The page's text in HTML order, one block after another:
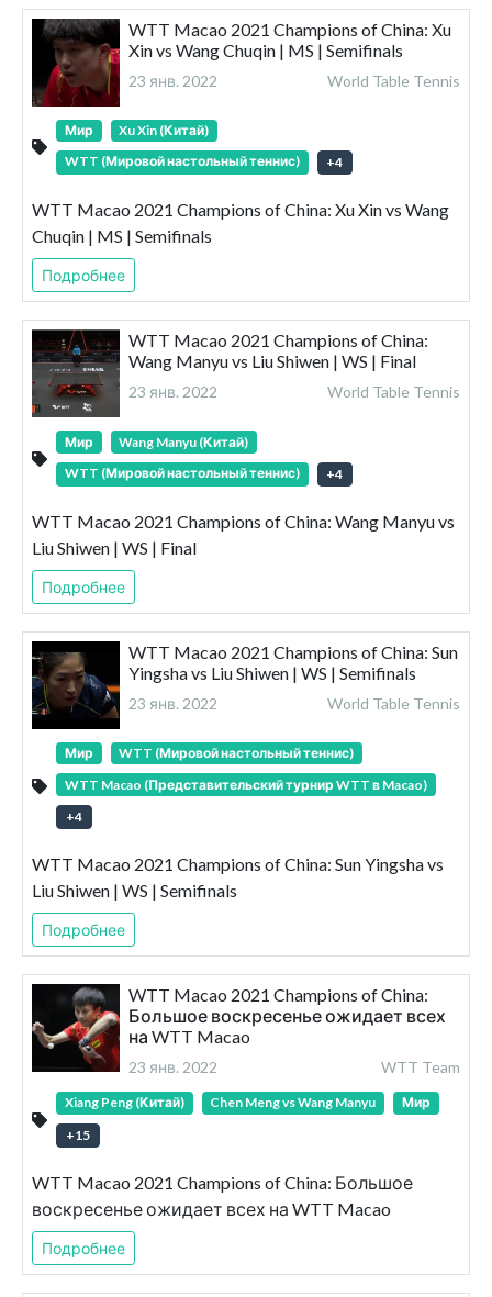
WTT Macao 2021 Champions of China: Xu
Xin vs Wang Chuqin | MS | Semifinals
23 янв. 2022 World Table Tennis
Мир
Xu Xin (Китай)
WTT (Мировой настольный теннис)
+4
WTT Macao 2021 Champions of China: Xu Xin vs Wang
Chuqin | MS | Semifinals
Подробнее
WTT Macao 2021 Champions of China:
Wang Manyu vs Liu Shiwen | WS | Final
23 янв. 2022 World Table Tennis
Мир
Wang Manyu (Китай)
WTT (Мировой настольный теннис)
+4
WTT Macao 2021 Champions of China: Wang Manyu vs
Liu Shiwen | WS | Final
Подробнее
WTT Macao 2021 Champions of China: Sun
Yingsha vs Liu Shiwen | WS | Semifinals
23 янв. 2022 World Table Tennis
Мир
WTT (Мировой настольный теннис)
WTT Macao (Представительский турнир WTT в Macao)
+4
WTT Macao 2021 Champions of China: Sun Yingsha vs
Liu Shiwen | WS | Semifinals
Подробнее
WTT Macao 2021 Champions of China:
Большое воскресенье ожидает всех
на WTT Macao
23 янв. 2022 WTT Team
Xiang Peng (Китай) Chen Meng vs Wang Manyu
Мир
+15
WTT Macao 2021 Champions of China: Большое
воскресенье ожидает всех на WTT Macao
Подробнее